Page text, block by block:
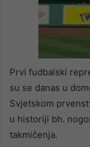
Prvi fudbalski
su se danas u
Svjetskom
u historiji bh.
takmičenja.